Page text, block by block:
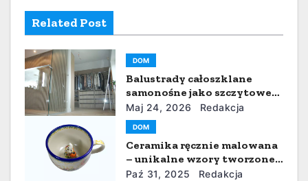
a
w
p
Related Post
DOM
Balustrady całoszklane
samonośne jako szczytowe
osiągnięcie współczesnej
architektury
Maj 24, 2026 Redakcja
DOM
Ceramika ręcznie malowana
– unikalne wzory tworzone z
pasją
Paź 31, 2025 Redakcja